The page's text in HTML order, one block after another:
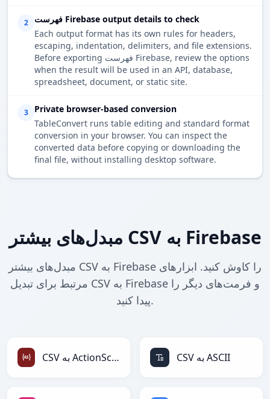
2
فهرست Firebase output details to check
Each output format has its own rules for headers,
escaping, indentation, delimiters, and file extensions.
Before exporting فهرست Firebase, review the options
when the result will be used in an API, database,
spreadsheet, document, or static site.
3
Private browser-based conversion
TableConvert runs table editing and standard format
conversion in your browser. You can inspect the
converted data before copying or downloading the
final file, without installing desktop software.
مبدل‌های بیشتر CSV به Firebase
مبدل‌های بیشتر CSV به Firebase را کاوش کنید. ابزارهای
مرتبط برای تبدیل CSV به Firebase و فرمت‌های دیگر را
پیدا کنید.
CSV به ActionScript CSV به ASCII